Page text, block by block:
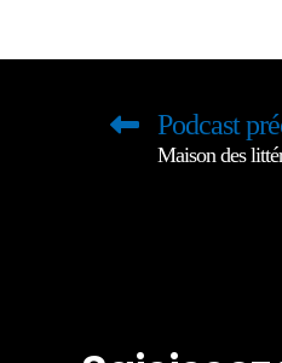
Podcast
Maison des